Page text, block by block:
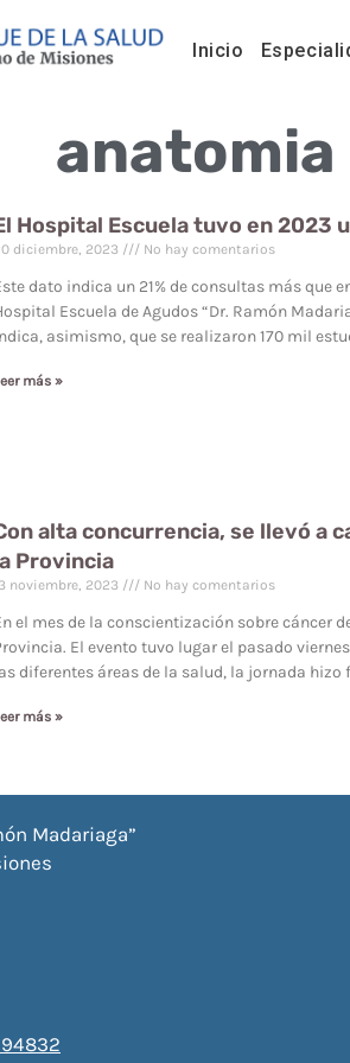
Inicio
Hospital Escuela tuvo en 2023
diciembre, 2023 No hay comentarios
dato indica un 21% de consultas más que
Escuela de Agudos “Dr. Ramón
asimismo, que se realizaron 170 mil
más »
alta concurrencia, se llevó a
Provincia
noviembre, 2023 No hay comentarios
el mes de la conscientización sobre cáncer
El evento tuvo lugar el pasado
diferentes áreas de la salud, la jornada
más »
Madariaga”